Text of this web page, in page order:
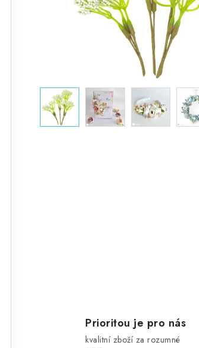
Prioritou je pro nás
kvalitní zboží za rozumné